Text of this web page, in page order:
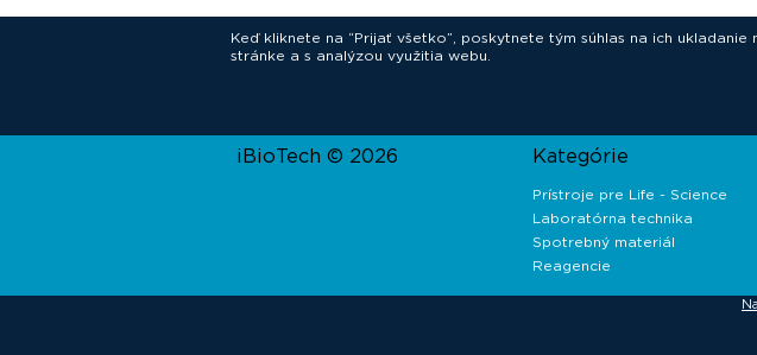
Keď kliknete na “Prijať všetko”, poskytnete tým súhlas na ich
stránke a s analýzou využitia webu.
iBioTech © 2026 Kategórie
Prístroje pre Life - Science
Laboratórna technika
Spotrebný materiál
Reagencie